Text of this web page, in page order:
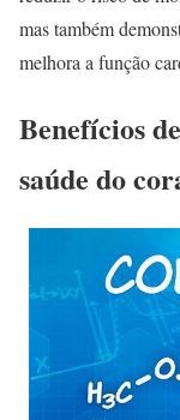
mas também
melhora a função
Benefícios
saúde do